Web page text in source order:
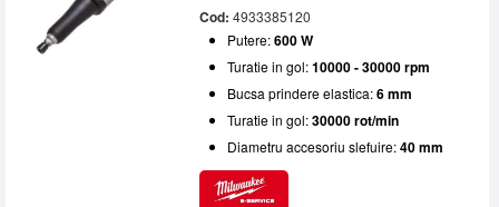
Cod: 4933385120
Putere:600 W
Turatie in gol:10000 - 30000 rpm
Bucsa prindere elastica:6 mm
Turatie in gol:30000 rot/min
Diametru accesoriu slefuire:40 mm